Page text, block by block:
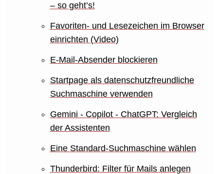
– so geht’s!
Favoriten- und Lesezeichen im Browser
einrichten (Video)
E-Mail-Absender blockieren
Startpage als datenschutzfreundliche
Suchmaschine verwenden
Gemini - Copilot - ChatGPT: Vergleich
der Assistenten
Eine Standard-Suchmaschine wählen
Thunderbird: Filter für Mails anlegen